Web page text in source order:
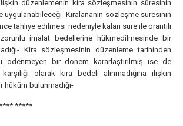
düzenlemenin kira sözleşmesinin süresinin
uygulanabileceği- Kiralananın sözleşme süresinin
tahliye edilmesi nedeniyle kalan süre ile orantılı
imalat bedellerine hükmedilmesinde bir
Kira sözleşmesinin düzenleme tarihinden
bir dönem kararlaştırılmış ise de
karşılığı olarak kira bedeli alınmadığına ilişkin
hüküm bulunmadığı-
*****